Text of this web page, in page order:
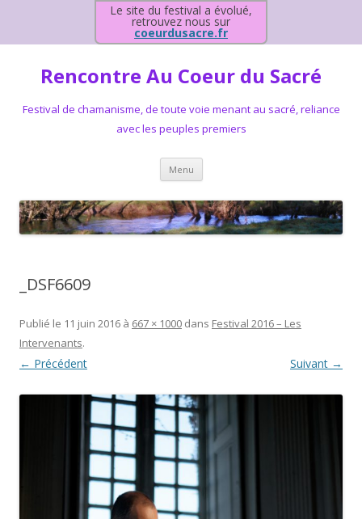
Le site du festival a évolué,
retrouvez nous sur
coeurdusacre.fr
Rencontre Au Coeur du Sacré
Festival de chamanisme, de toute voie menant au sacré, reliance
avec les peuples premiers
Menu Aller au contenu principal
_DSF6609
Publié le 11 juin 2016 à 667 × 1000 dans Festival 2016 – Les
Intervenants.
← Précédent Suivant →